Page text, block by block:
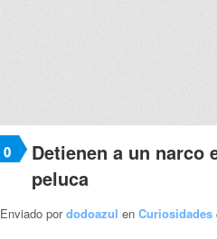
0
Detienen a un narco
peluca
Enviado pordodoazul en Curiosidades